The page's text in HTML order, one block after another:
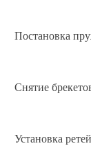
Постановка
Снятие
Установка